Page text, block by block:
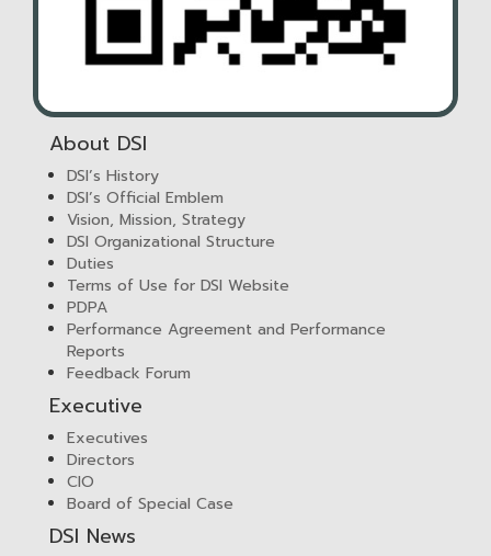
About DSI
DSI’s History
DSI’s Official Emblem
Vision, Mission, Strategy
DSI Organizational Structure
Duties
Terms of Use for DSI Website
PDPA
Performance Agreement and Performance
Reports
Feedback Forum
Executive
Executives
Directors
CIO
Board of Special Case
DSI News